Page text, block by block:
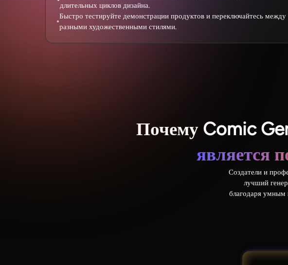
длительных циклов дизайна.
Быстро тестируйте демонстрации продуктов и переключайтесь между
разными художественными стилями.
Почему Comic
является
Создатели и
лучший
благодаря умным